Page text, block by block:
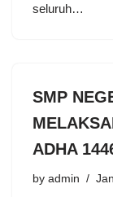
seluruh…
SMP
ADHA
by admin